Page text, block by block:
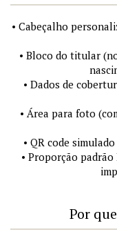
• Cabeçalho
• Bloco do titular
• Dados de
• Área para foto
• QR code
• Proporção
Por